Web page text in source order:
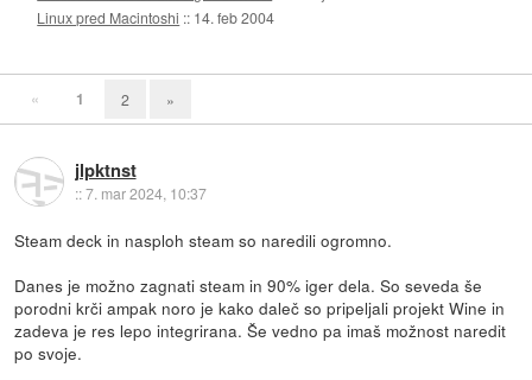
Linux pred Macintoshi :: 14. feb 2004
« 1 2 »
jlpktnst
::7. mar 2024, 10:37
Steam deck in nasploh steam so naredili ogromno.
Danes je možno zagnati steam in 90% iger dela. So seveda še
porodni krči ampak noro je kako daleč so pripeljali projekt Wine in
zadeva je res lepo integrirana. Še vedno pa imaš možnost naredit
po svoje.